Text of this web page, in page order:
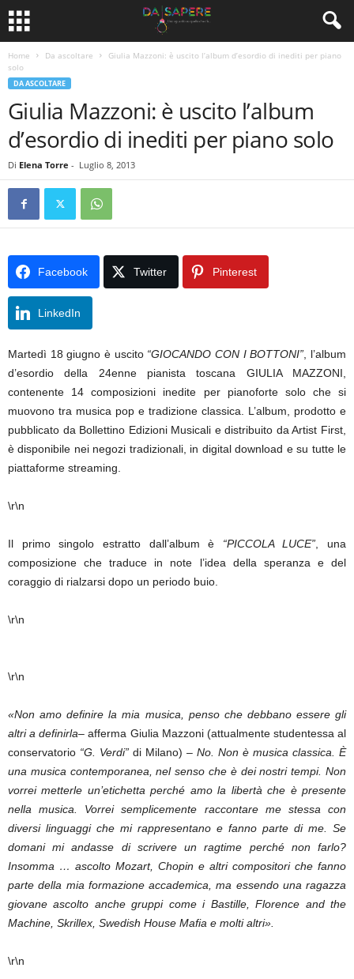
Home Da ascoltare
Giulia Mazzoni: è uscito l’album d’esordio di inediti per piano
solo
DA ASCOLTARE
Giulia Mazzoni: è uscito l’album
d’esordio di inediti per piano solo
Di Elena Torre - Luglio 8, 2013
Facebook Twitter Pinterest
LinkedIn
Martedì 18 giugno è uscito “GIOCANDO CON I BOTTONI” , l’album
d’esordio della 24enne pianista toscana GIULIA MAZZONI,
contenente 14 composizioni inedite per pianoforte solo che si
muovono tra musica pop e tradizione classica. L’album, prodotto e
pubblicato da Bollettino Edizioni Musicali e distribuito da Artist First,
è disponibile nei negozi tradizionali, in digital download e su tutte le
piattaforme streaming.
\r\n
Il primo singolo estratto dall’album è “PICCOLA LUCE” , una
composizione che traduce in note l’idea della speranza e del
coraggio di rialzarsi dopo un periodo buio.
\r\n
\r\n
«Non amo definire la mia musica, penso che debbano essere gli
altri a definirla– afferma Giulia Mazzoni (attualmente studentessa al
conservatorio “G. Verdi” di Milano) – No. Non è musica classica. È
una musica contemporanea, nel senso che è dei nostri tempi. Non
vorrei metterle un’etichetta perché amo la libertà che è presente
nella musica. Vorrei semplicemente raccontare me stessa con
diversi linguaggi che mi rappresentano e fanno parte di me. Se
domani mi andasse di scrivere un ragtime perché non farlo?
Insomma … ascolto Mozart, Chopin e altri compositori che fanno
parte della mia formazione accademica, ma essendo una ragazza
giovane ascolto anche gruppi come i Bastille, Florence and the
Machine, Skrillex, Swedish House Mafia e molti altri»
\r\n